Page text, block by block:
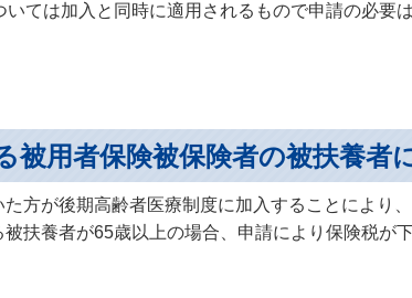
ては加入と同時に適用されるもので申請の必要
被用者保険被保険者の被扶養者
方が後期高齢者医療制度に加入することにより
扶養者が65歳以上の場合、申請により保険税が